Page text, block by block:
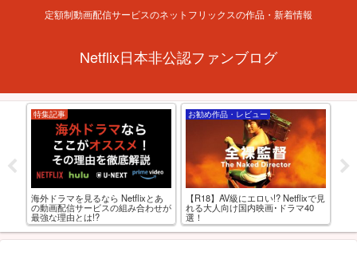
定額制動画配信サービスのネットフリックスの作品・新着情報
Netflix日本非公認ファンブログ
特集記事
海外ドラマを見るなら Netflixとあ
の動画配信サービスの組み合わせが
最強な理由とは!?
お勧め作品・レビュー
【R18】AV級にエロい!? Netflixで見
れる大人向け国内映画･ドラマ40
選！